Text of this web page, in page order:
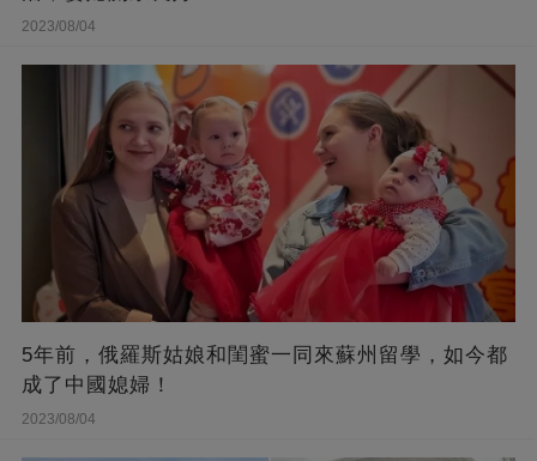
2023/08/04
5年前，俄羅斯姑娘和閨蜜一同來蘇州留學，如今都
成了中國媳婦！
2023/08/04